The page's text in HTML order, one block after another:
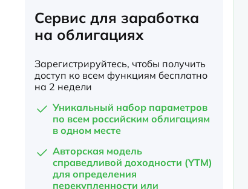
Сервис для заработка
на облигациях
Зарегистрируйтесь, чтобы получить
доступ ко всем функциям бесплатно
на 2 недели
Уникальный набор параметров
по всем российским облигациям
в одном месте
Авторская модель
справедливой доходности (YTM)
для определения
перекупленности или